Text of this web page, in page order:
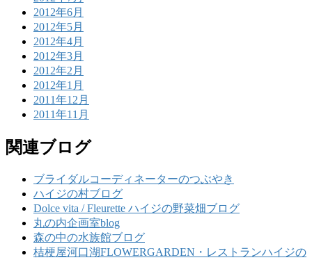
2012年6月
2012年5月
2012年4月
2012年3月
2012年2月
2012年1月
2011年12月
2011年11月
関連ブログ
ブライダルコーディネーターのつぶやき
ハイジの村ブログ
Dolce vita / Fleurette ハイジの野菜畑ブログ
丸の内企画室blog
森の中の水族館ブログ
桔梗屋河口湖FLOWERGARDEN・レストランハイジの